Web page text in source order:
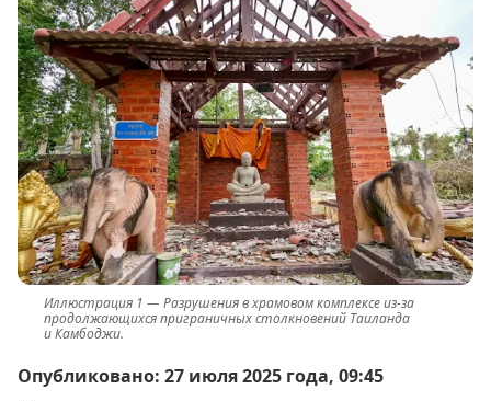
Разрушения в храмовом комплексе из-за
продолжающихся приграничных столкновений Таиланда
и Камбоджи.
Опубликовано: 27 июля 2025 года, 09:45